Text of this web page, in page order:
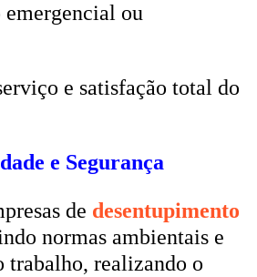
ou
e satisfação total do
e Segurança
de desentupimento
normas ambientais e
trabalho, realizando o